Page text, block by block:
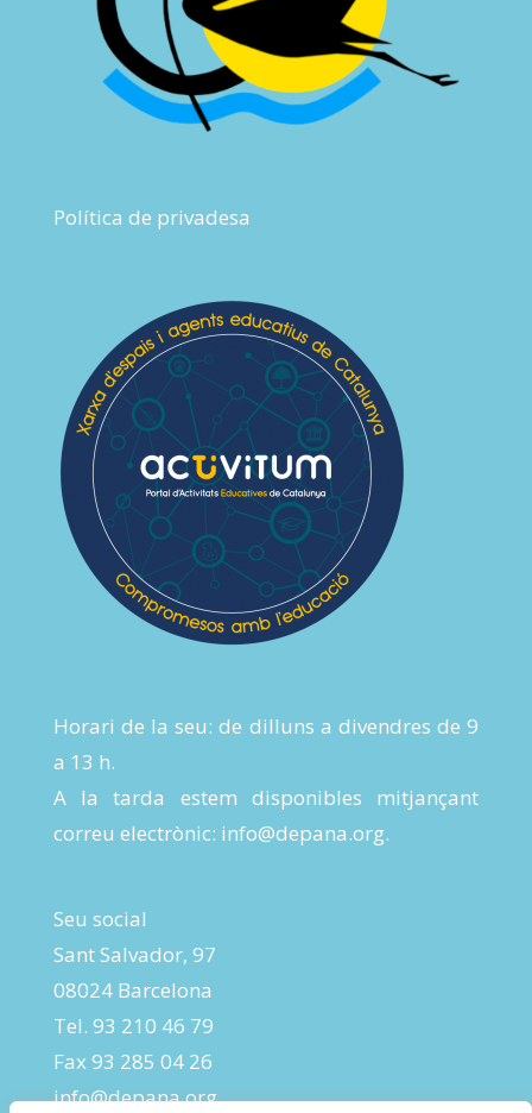
Política de privadesa
Horari de la seu: de dilluns a divendres de 9
a 13 h.
A la tarda estem disponibles mitjançant
correu electrònic: info@depana.org.
Seu social
Sant Salvador, 97
08024 Barcelona
Tel. 93 210 46 79
Fax 93 285 04 26
info@depana.org